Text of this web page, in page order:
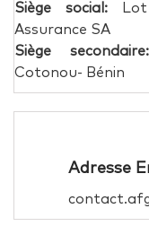
Siège social: Lot
Assurance SA
Siège secondaire:
Cotonou- Bénin
Adresse